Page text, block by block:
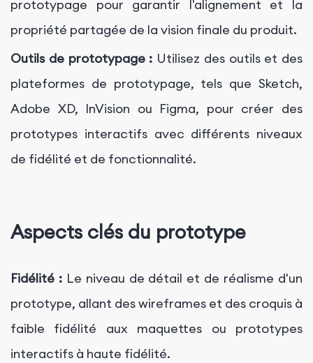
prototypage pour garantir l'alignement et la
propriété partagée de la vision finale du produit.
Outils de prototypage : Utilisez des outils et des
plateformes de prototypage, tels que Sketch,
Adobe XD, InVision ou Figma, pour créer des
prototypes interactifs avec différents niveaux
de fidélité et de fonctionnalité.
Aspects clés du prototype
Fidélité :Le niveau de détail et de réalisme d'un
prototype, allant des wireframes et des croquis à
faible fidélité aux maquettes ou prototypes
interactifs à haute fidélité.